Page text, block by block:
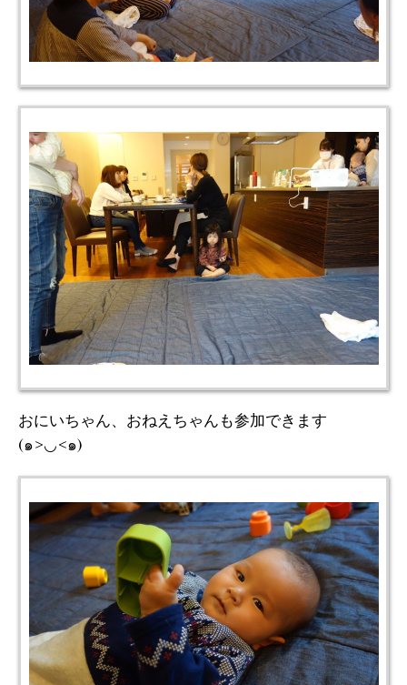
おにいちゃん、おねえちゃんも参加できます
(๑>◡<๑)